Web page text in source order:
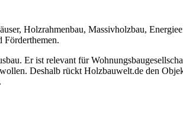
Holzrahmenbau, Massivholzbau,
Förderthemen.
Er ist relevant für
Deshalb rückt Holzbauwelt.de den